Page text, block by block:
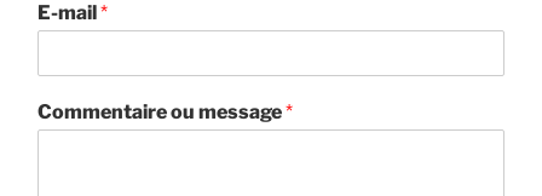
E-mail*
Commentaire ou message*